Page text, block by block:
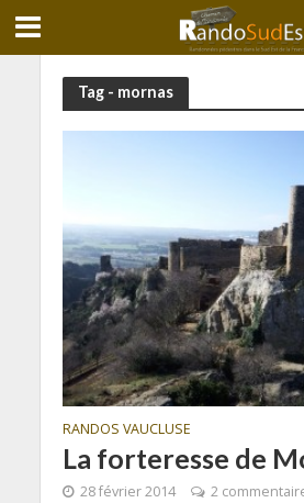
Tag - mornas
RANDOS VAUCLUSE
La forteresse de
28 février 2014 2